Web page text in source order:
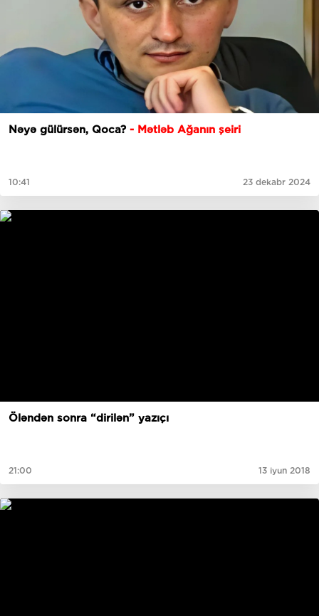
Nəyə gülürsən, Qoca? - Mətləb Ağanın şeiri
10:41 23 dekabr 2024
Öləndən sonra “dirilən” yazıçı
21:00 13 iyun 2018